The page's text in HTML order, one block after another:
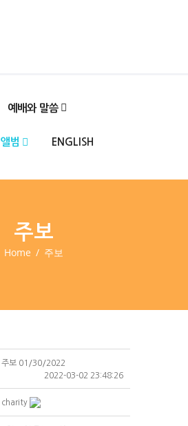
예배와 말씀
범 ENGLISH
주보
Home 주보
주보 01/30/2022
2022-03-02 23:48:26
charity